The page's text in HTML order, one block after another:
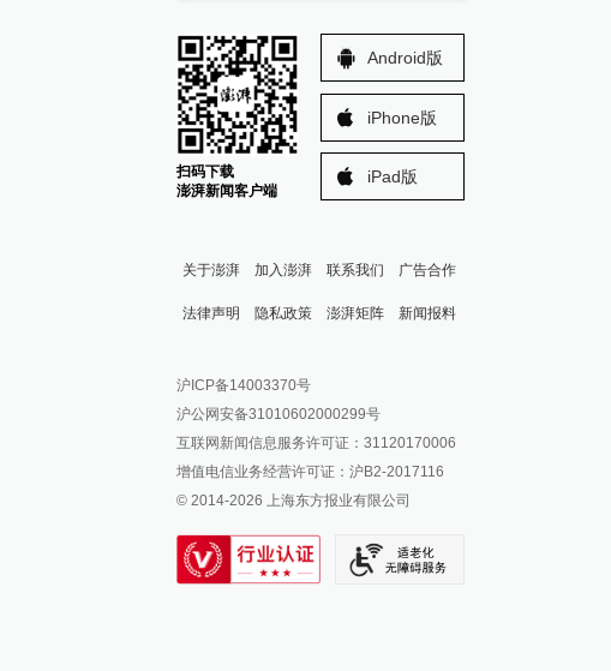
扫码下载
澎湃新闻客户端
Android版
iPhone版
iPad版
关于澎湃 加入澎湃 联系我们 广告合作
法律声明 隐私政策 澎湃矩阵
澎湃新闻公众号
澎湃新闻抖音号
派生万物开放平台
IP SHANGHAI
SIXTH TONE
新闻报料
报料邮箱: news@thepaper.cn
沪ICP备14003370号
沪公网安备31010602000299号
互联网新闻信息服务许可证：31120170006
增值电信业务经营许可证：沪B2-2017116
© 2014-2026 上海东方报业有限公司